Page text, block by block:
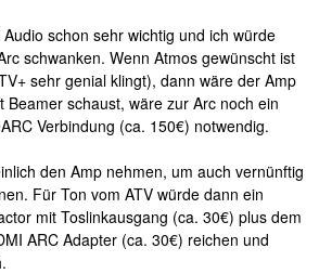
schon sehr wichtig und ich würde
schwanken. Wenn Atmos gewünscht ist
sehr genial klingt), dann wäre der Amp
Beamer schaust, wäre zur Arc noch ein
Verbindung (ca. 150€) notwendig.
den Amp nehmen, um auch vernünftig
Für Ton vom ATV würde dann ein
mit Toslinkausgang (ca. 30€) plus dem
ARC Adapter (ca. 30€) reichen und